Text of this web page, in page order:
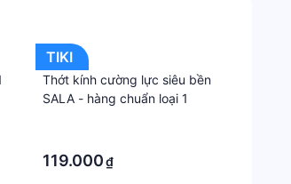
TIKI
Thớt kính cường lực siêu bền
SALA - hàng chuẩn loại 1
119.000₫